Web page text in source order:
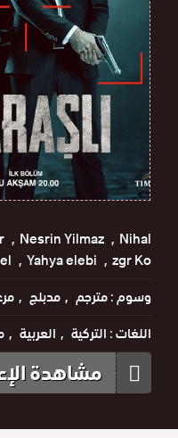
Nesrin Yilmaz
Nihal
Yahya elebi
zgr Ko
وسوم :مترجم مدبلج
اللغات :التركية العربية
مشاهدة